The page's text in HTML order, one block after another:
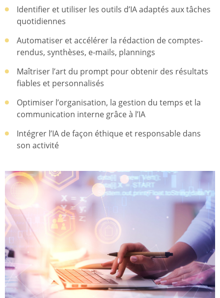
Identifier et utiliser les outils d’IA adaptés aux tâches
quotidiennes
Automatiser et accélérer la rédaction de comptes-
rendus, synthèses, e-mails, plannings
Maîtriser l’art du prompt pour obtenir des résultats
fiables et personnalisés
Optimiser l’organisation, la gestion du temps et la
communication interne grâce à l’IA
Intégrer l’IA de façon éthique et responsable dans
son activité